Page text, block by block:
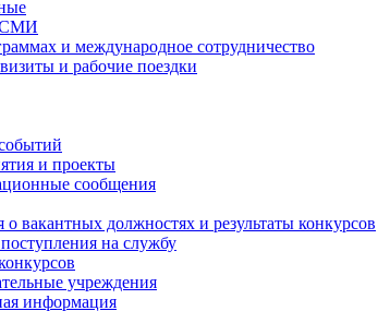
СМИ
и международное сотрудничество
и рабочие поездки
и проекты
сообщения
о вакантных должностях и результаты конкурсов
на службу
учреждения
информация